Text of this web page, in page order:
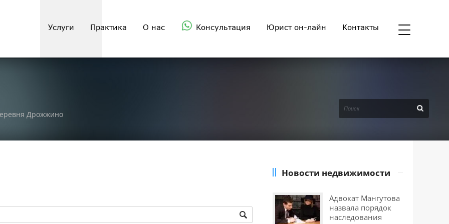
Услуги Практика О нас Консультация Юрист он-лайн Контакты
Дрожжино
Новости недвижимости
Адвокат Мангутова
назвала порядок
наследования